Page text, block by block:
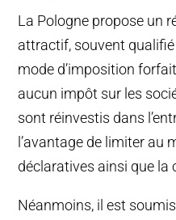
La Pologne propose un
attractif, souvent qualifié
mode d’imposition
aucun impôt sur les
sont réinvestis dans
l’avantage de limiter au
déclaratives ainsi que la
Néanmoins, il est